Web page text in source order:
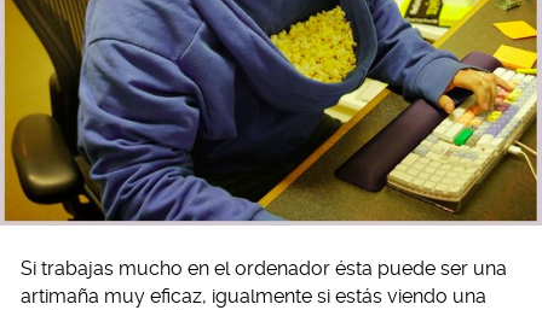
Si trabajas mucho en el ordenador ésta puede ser una
artimaña muy eficaz, igualmente si estás viendo una